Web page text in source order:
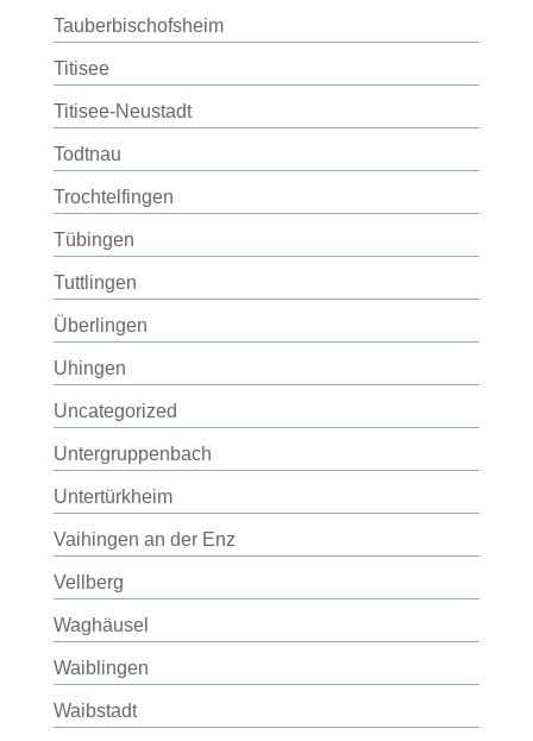
Tauberbischofsheim
Titisee
Titisee-Neustadt
Todtnau
Trochtelfingen
Tübingen
Tuttlingen
Überlingen
Uhingen
Uncategorized
Untergruppenbach
Untertürkheim
Vaihingen an der Enz
Vellberg
Waghäusel
Waiblingen
Waibstadt